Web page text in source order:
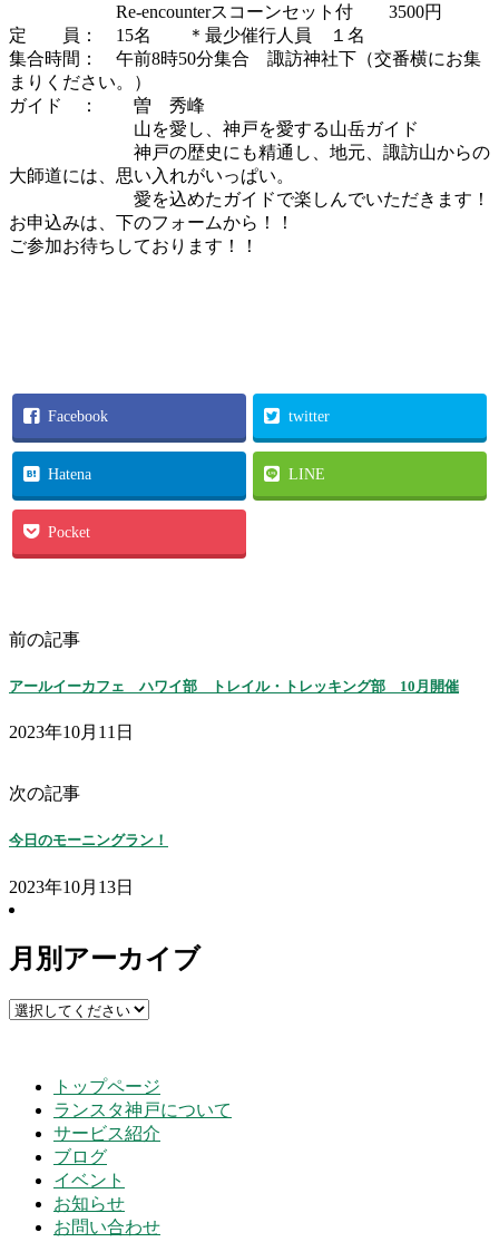
Re-encounterスコーンセット付 3500円
定 員： 15名 ＊最少催行人員 １名
集合時間： 午前8時50分集合 諏訪神社下（交番横にお集
まりください。）
ガイド ： 曽 秀峰
山を愛し、神戸を愛する山岳ガイド
神戸の歴史にも精通し、地元、諏訪山からの
大師道には、思い入れがいっぱい。
愛を込めたガイドで楽しんでいただきます！
お申込みは、下のフォームから！！
ご参加お待ちしております！！
Facebook twitter
Hatena LINE
Pocket
前の記事
アールイーカフェ ハワイ部 トレイル・トレッキング部 10月開催
2023年10月11日
次の記事
今日のモーニングラン！
2023年10月13日
月別アーカイブ
トップページ
ランスタ神戸について
サービス紹介
ブログ
イベント
お知らせ
お問い合わせ